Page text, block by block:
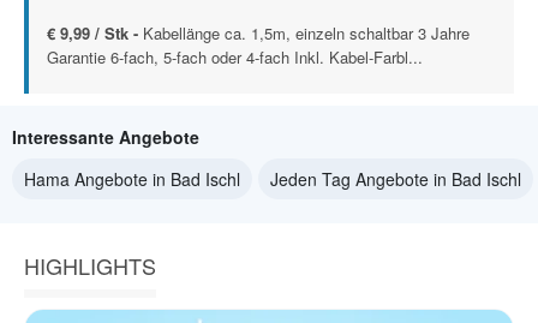
€ 9,99 / Stk - Kabellänge ca. 1,5m, einzeln schaltbar 3 Jahre
Garantie 6-fach, 5-fach oder 4-fach Inkl. Kabel-Farbl...
Interessante Angebote
Hama Angebote in Bad Ischl
Jeden Tag Angebote in Bad Ischl
HIGHLIGHTS